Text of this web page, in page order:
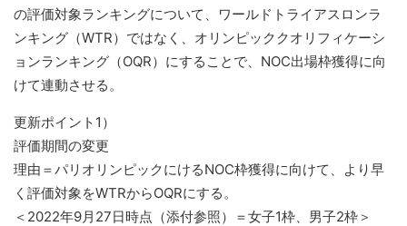
の評価対象ランキングについて、ワールドトライアスロンラ
ンキング（WTR）ではなく、オリンピッククオリフィケーシ
ョンランキング（OQR）にすることで、NOC出場枠獲得に向
けて連動させる。
更新ポイント1）
評価期間の変更
理由＝パリオリンピックにけるNOC枠獲得に向けて、より早
く評価対象をWTRからOQRにする。
＜2022年9月27日時点（添付参照）＝女子1枠、男子2枠＞